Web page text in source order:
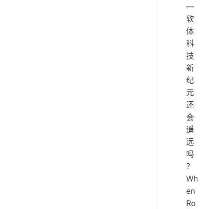
—
软
体
科
技
新
纪
元
还
会
遥
远
吗
？
Wh
en
Ro